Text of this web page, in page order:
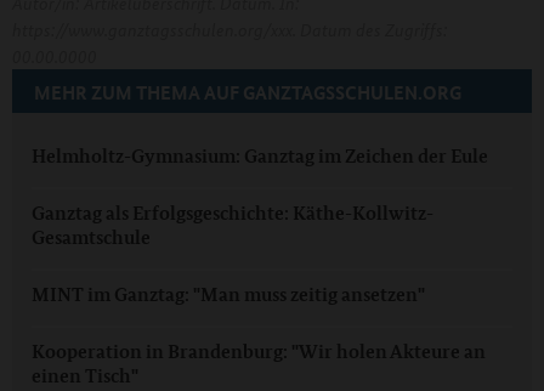
MEHR ZUM THEMA AUF GANZTAGSSCHULEN.ORG
Helmholtz-Gymnasium: Ganztag im Zeichen der Eule
Ganztag als Erfolgsgeschichte: Käthe-Kollwitz-
Gesamtschule
MINT im Ganztag: "Man muss zeitig ansetzen"
Kooperation in Brandenburg: "Wir holen Akteure an
einen Tisch"